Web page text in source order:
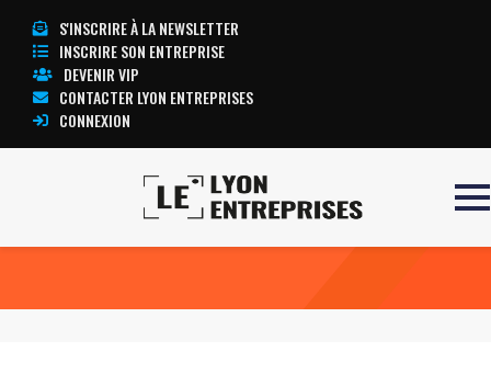
S'INSCRIRE À LA NEWSLETTER
INSCRIRE SON ENTREPRISE
DEVENIR VIP
CONTACTER LYON ENTREPRISES
CONNEXION